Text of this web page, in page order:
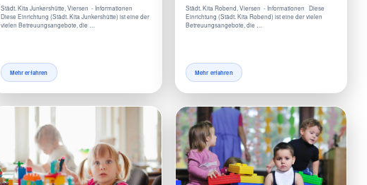
Städt. Kita Junkershütte, Viersen - Informationen
Diese Einrichtung (Städt. Kita Junkershütte) ist eine der
vielen Betreuungsangebote, die …
Mehr erfahren
Städt. Kita Robend, Viersen - Informationen Diese
Einrichtung (Städt. Kita Robend) ist eine der vielen
Betreuungsangebote, die …
Mehr erfahren